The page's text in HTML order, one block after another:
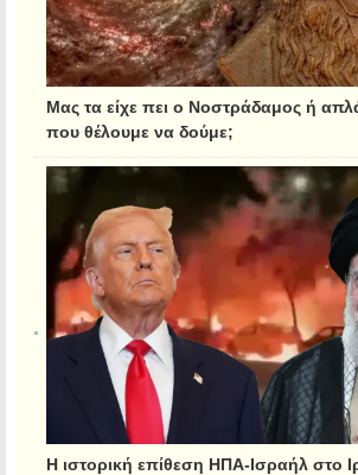
Μας τα είχε πει ο Νοστράδαμος ή
που θέλουμε να δούμε;
Η ιστορική επίθεση ΗΠΑ-Ισραήλ στο